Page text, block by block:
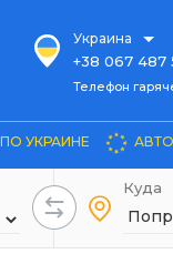
Украина
+38 067 487
Телефон гарячей
Довідка
+38 044 486
+38 067 240
+38 093 153
Телефон
УКРАИНЕ
Куда